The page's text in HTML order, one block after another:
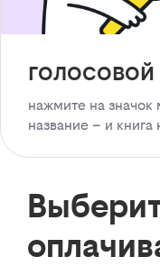
нажмите на
название – и книга